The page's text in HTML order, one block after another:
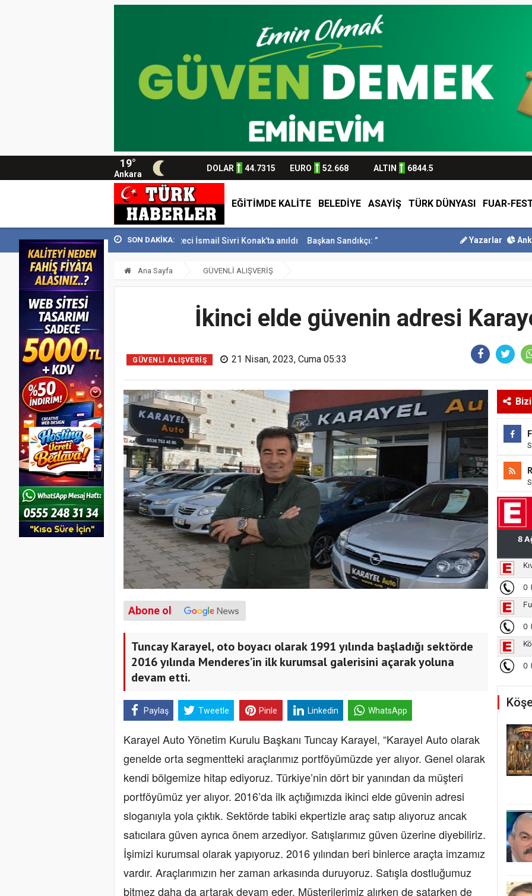
19°
Ankara
DOLAR 44.7315 EURO 52.668 ALTIN 6844.5
EĞİTİMDE KALİTE BELEDİYE ASAYİŞ TÜRK DÜNYASI FUAR-
SON DAKİKA:
129 bin kişiyi... Usta Gazeteci İsmail Sivri Konak’ta anıldı Başkan Sandıkçı: ”Hemşehrilerimizle olan güçl... Başkan Altay Umre
Yazarlar
Ana Sayfa GÜVENLİ ALIŞVERİŞ
İkinci elde güvenin adresi
GÜVENLİ ALIŞVERİŞ 21 Nisan, 2023, Cuma 05:33
Abone ol
Tuncay Karayel, oto boyacı olarak 1991 yılında başladığı sektörde
2016 yılında Menderes’in ilk kurumsal galerisini açarak yoluna
devam etti.
Paylaş Tweetle Pinle Linkedin WhatsApp
Karayel Auto Yönetim Kurulu Başkanı Tuncay Karayel, “Karayel Auto olarak
genelde orta segmentteki araçlarımız portföyümüzde yer alıyor. Genel olarak
kendi bölgemize hitap ediyoruz. Türkiye’nin dört bir yanından da müşteri
portföyümüz yer alıyor. 2016’da ilk açtığımızda ikinci elde güvenin adresi
sloganıyla yola çıktık. Sektörde tabiki ekpertizle araç satıp alıyoruz ancak
satıcılara güven ayrıca önem arzediyor. Satışlarımız güven üzerine diyebiliriz.
İşimizi kurumsal olarak yapıyoruz. 2016 yılından beri binlerce araçta imzamız
vardır. Araçlarımızın her zaman arkasında duruyoruz. Satışla dostluğumuz
bitmez daha da artarak devam eder. Müşterilerimiz alırken de satarken de